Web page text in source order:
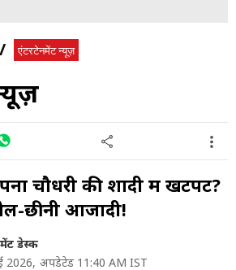
एंटरटेनमेंट न्यूज़
चौधरी की शादी में खटपट?
छीनी आजादी!
डेस्क
2026, अपडेटेड 11:40 AM IST